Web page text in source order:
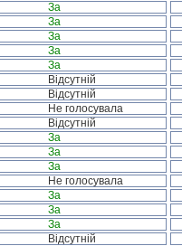
За
За
За
За
За
Відсутній
Відсутній
Не голосувала
Відсутній
За
За
За
Не голосувала
За
За
За
Відсутній